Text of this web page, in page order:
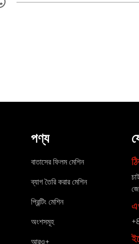
পণ্য
বাতাসের ফিলম মেশিন
ব্যাগ তৈরি করার মেশিন
প্রিন্টিং মেশিন
অংশসমূহ
আরও+